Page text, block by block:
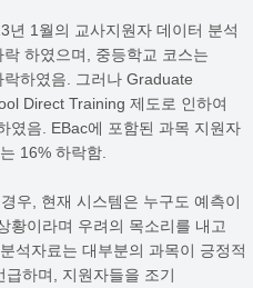
1월의 교사지원자 데이터 분석
하였으며, 중등학교 코스는
하였음. 그러나 Graduate
Direct Training 제도로 인하여
였음. EBac에 포함된 과목 지원자
16% 하락함.
우, 현재 시스템은 누구도 예측이
황이라며 우려의 목소리를 내고
석자료는 대부분의 과목이 긍정적
하며, 지원자들을 조기